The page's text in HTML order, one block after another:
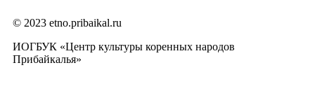
© 2023 etno.pribaikal.ru
ИОГБУК «Центр культуры коренных народов
Прибайкалья»